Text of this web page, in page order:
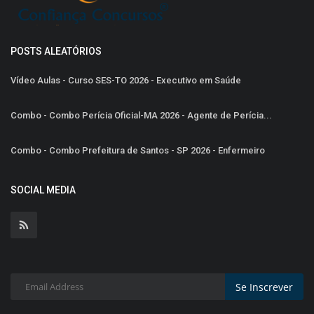
POSTS ALEATÓRIOS
Vídeo Aulas - Curso SES-TO 2026 - Executivo em Saúde
Combo - Combo Perícia Oficial-MA 2026 - Agente de Perícia...
Combo - Combo Prefeitura de Santos - SP 2026 - Enfermeiro
SOCIAL MEDIA
Se Inscrever